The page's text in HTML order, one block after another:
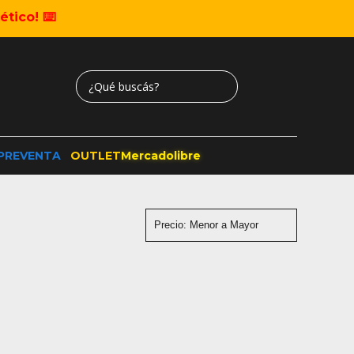
⌨️
OUTLETMercadolibre